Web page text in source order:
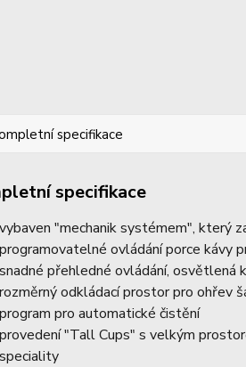
specifikace
specifikace
vybaven "mechanik systémem", který
programovatelné ovládání porce kávy
snadné přehledné ovládání, osvětlená
rozměrný odkládací prostor pro ohřev
program pro automatické čistění
provedení "Tall Cups" s velkým
speciality